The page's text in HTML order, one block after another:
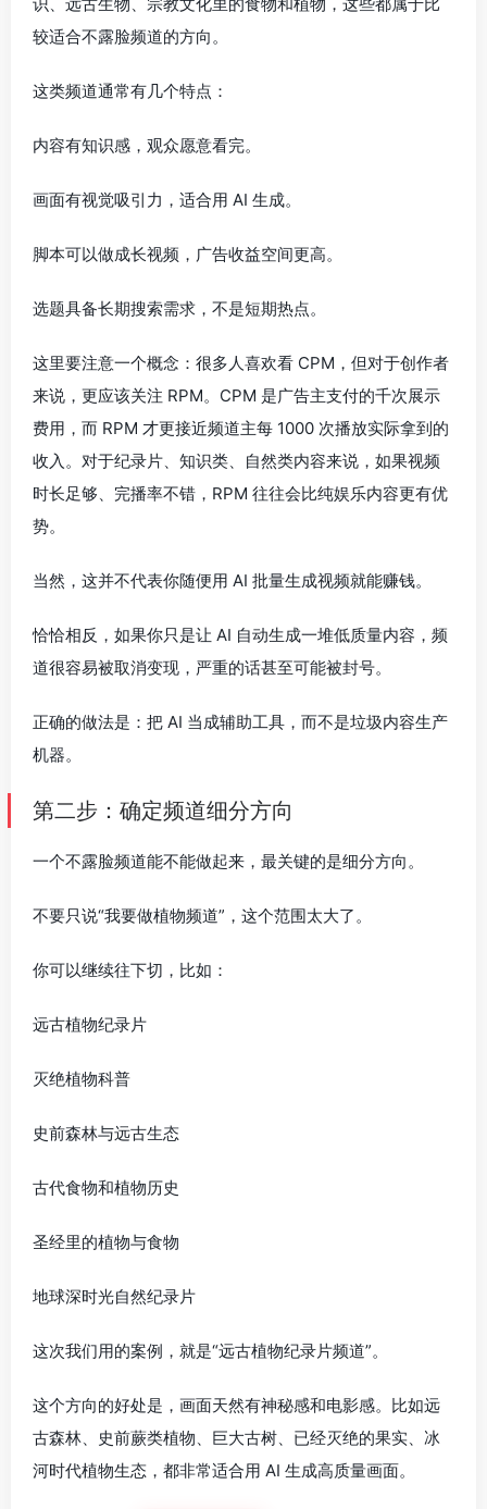
较适合不露脸频道的方向。
这类频道通常有几个特点：
内容有知识感，观众愿意看完。
画面有视觉吸引力，适合用 AI 生成。
脚本可以做成长视频，广告收益空间更高。
选题具备长期搜索需求，不是短期热点。
这里要注意一个概念：很多人喜欢看 CPM，但对于创作者
来说，更应该关注 RPM。CPM 是广告主支付的千次展示
费用，而 RPM 才更接近频道主每 1000 次播放实际拿到的
收入。对于纪录片、知识类、自然类内容来说，如果视频
时长足够、完播率不错，RPM 往往会比纯娱乐内容更有优
势。
当然，这并不代表你随便用 AI 批量生成视频就能赚钱。
恰恰相反，如果你只是让 AI 自动生成一堆低质量内容，频
道很容易被取消变现，严重的话甚至可能被封号。
正确的做法是：把 AI 当成辅助工具，而不是垃圾内容生产
机器。
第二步：确定频道细分方向
一个不露脸频道能不能做起来，最关键的是细分方向。
不要只说“我要做植物频道”，这个范围太大了。
你可以继续往下切，比如：
远古植物纪录片
灭绝植物科普
史前森林与远古生态
古代食物和植物历史
圣经里的植物与食物
地球深时光自然纪录片
这次我们用的案例，就是“远古植物纪录片频道”。
这个方向的好处是，画面天然有神秘感和电影感。比如远
古森林、史前蕨类植物、巨大古树、已经灭绝的果实、冰
河时代植物生态，都非常适合用 AI 生成高质量画面。